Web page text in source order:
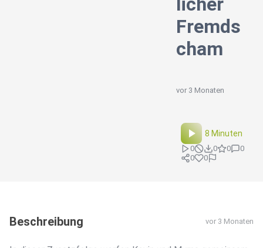
Fremds
cham
vor 3 Monaten
8 Minuten
0 0 0
0
0
0
Beschreibung vor 3 Monaten